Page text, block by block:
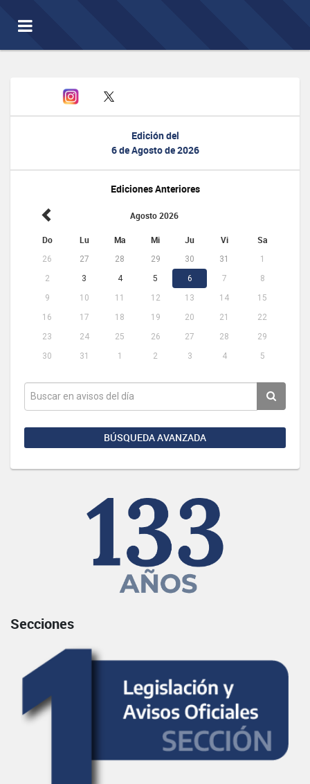
Toggle
navigation
Edición del
6 de Agosto de 2026
Ediciones Anteriores
Agosto 2026
Do Lu Ma Mi Ju Vi Sa
26 27 28 29 30 31
1
2
3 4 5 6 7
8
9
10 11 12 13 14
15
16
17 18 19 20 21
22
23
24 25 26 27 28
29
30
31 1 2 3 4 5
BÚSQUEDA AVANZADA
Secciones